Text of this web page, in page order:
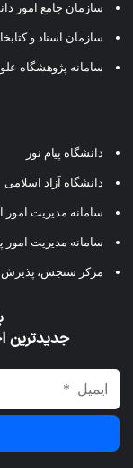
سازمان جامع امور
سازمان اسناد و
سامانه پژوهشگاه
دانشگاه پیام نور
دانشگاه آزاد اسلامی
سامانه مدیریت امور
سامانه مدیریت امور
مرکز سنجش، پذیرش و
جدیدترین